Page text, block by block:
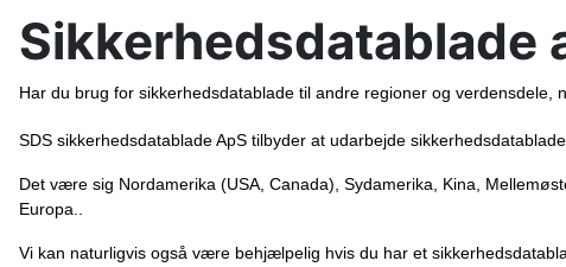
Sikkerhedsdatablade
Har du brug for sikkerhedsdatablade til andre regioner og
SDS sikkerhedsdatablade ApS tilbyder at udarbejde
Det være sig Nordamerika (USA, Canada), Sydamerika, Kina,
Europa..
Vi kan naturligvis også være behjælpelig hvis du har et